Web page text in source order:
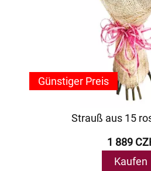
Strauß aus 15
1 889
Kaufen
Günstiger Preis